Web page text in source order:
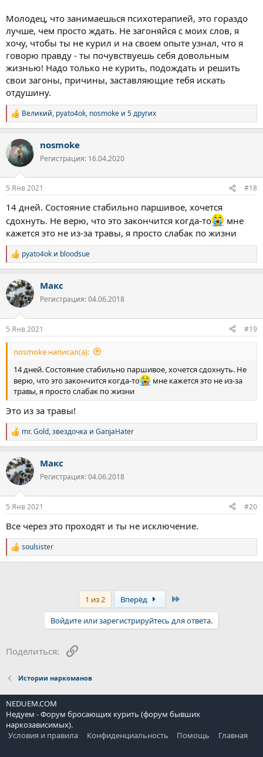
Молодец, что занимаешься психотерапией, это гораздо
лучше, чем просто ждать. Не загоняйся с моих слов, я
хочу, чтобы ты не курил и на своем опыте узнал, что я
говорю правду - ты почувствуешь себя довольным
жизнью! Надо только не курить, подождать и решить
свои загоны, причины, заставляющие тебя искать
отдушину.
Р
е
к
ц
и
Великий, pyato4ok, nosmoke и 5 других
nosmoke
Регистрация: 16.04.2020
5 Янв 2021 #18
14 дней. Состояние стабильно паршивое, хочется
сдохнуть. Не верю, что это закончится когда-то
мне
кажется это не из-за травы, я просто слабак по жизни
Р
е
к
ц
и
pyato4ok и bloodsue
Макс
Регистрация: 04.06.2018
5 Янв 2021 #19
nosmoke написал(а):
14 дней. Состояние стабильно паршивое, хочется сдохнуть. Не
верю, что это закончится когда-то
мне кажется это не из-за
травы, я просто слабак по жизни
Это из за травы!
Р
е
к
ц
и
mr. Gold,звездочка и GanjaHater
Макс
Регистрация: 04.06.2018
5 Янв 2021 #20
Все через это проходят и ты не исключение.
Р
е
soulsister
1 из 2 Вперёд
Войдите или зарегистрируйтесь для ответа.
Поделиться: Ссылка
Истории наркоманов
NEDUEM.COM
Недуем - Форум бросающих курить (форум бывших
наркозависимых).
Условия и правила
Конфиденциальность Помощь Главная